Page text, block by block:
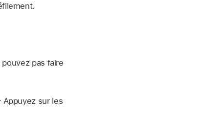
pas faire
Appuyez sur les